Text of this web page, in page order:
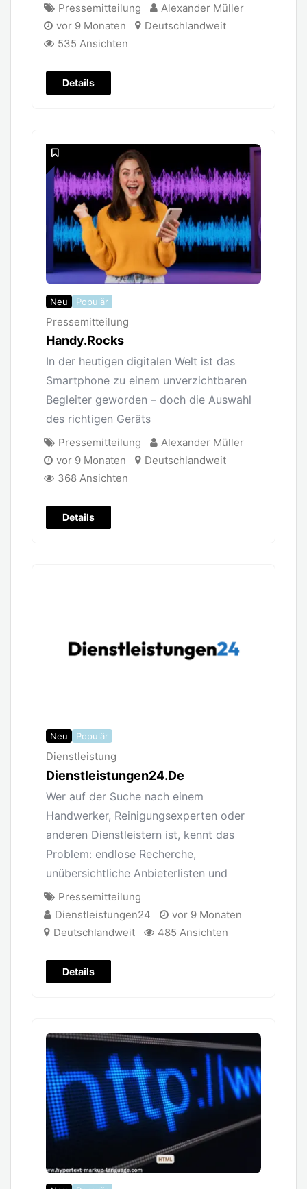
Pressemitteilung
Alexander Müller
vor 9 Monaten
Deutschlandweit
535 Ansichten
Details
Neu Populär
Pressemitteilung
Handy.Rocks
In der heutigen digitalen Welt ist das
Smartphone zu einem unverzichtbaren
Begleiter geworden – doch die Auswahl
des richtigen Geräts
Pressemitteilung
Alexander Müller
vor 9 Monaten
Deutschlandweit
368 Ansichten
Details
Neu Populär
Dienstleistung
Dienstleistungen24.de
Wer auf der Suche nach einem
Handwerker, Reinigungsexperten oder
anderen Dienstleistern ist, kennt das
Problem: endlose Recherche,
unübersichtliche Anbieterlisten und
Pressemitteilung
Dienstleistungen24
vor 9 Monaten
Deutschlandweit
485 Ansichten
Details